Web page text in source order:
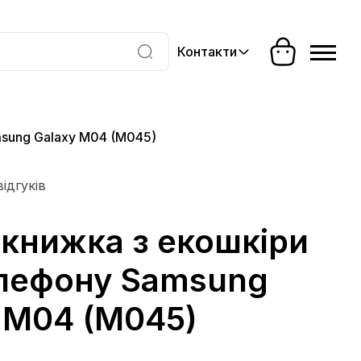
Контакти
Galaxy M04 (M045)
з екошкіри
Samsung
(M045)